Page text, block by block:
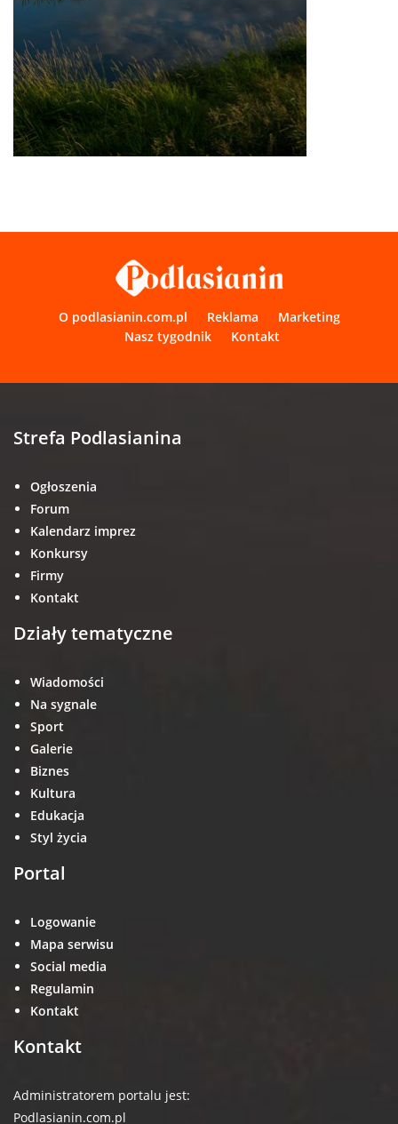
O podlasianin.com.pl Reklama
Marketing
Nasz tygodnik
Kontakt
Strefa Podlasianina
Ogłoszenia
Forum
Kalendarz imprez
Konkursy
Firmy
Kontakt
Działy tematyczne
Wiadomości
Na sygnale
Sport
Galerie
Biznes
Kultura
Edukacja
Styl życia
Portal
Logowanie
Mapa serwisu
Social media
Regulamin
Kontakt
Kontakt
Administratorem portalu jest:
Podlasianin.com.pl